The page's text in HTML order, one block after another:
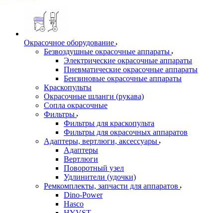
Окрасочное оборудование
Безвоздушные окрасочные аппараты
Электрические окрасочные аппараты
Пневматические окрасочные аппараты
Бензиновые окрасочные аппараты
Краскопульты
Окрасочные шланги (рукава)
Сопла окрасочные
Фильтры
Фильтры для краскопульта
Фильтры для окрасочных аппаратов
Адаптеры, вертлюги, аксессуары
Адаптеры
Вертлюги
Поворотный узел
Удлинители (удочки)
Ремкомплекты, запчасти для аппаратов
Dino-Power
Hasco